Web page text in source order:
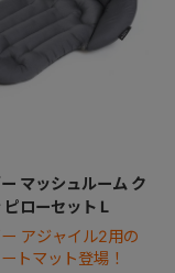
マッシュルーム ク
ピローセット L
アジャイル2用の
トマット登場！